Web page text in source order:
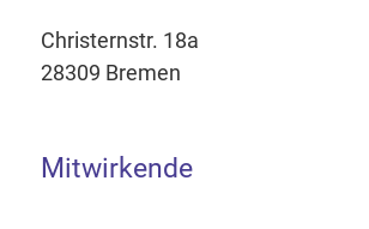
Christernstr. 18a
28309 Bremen
Mitwirkende